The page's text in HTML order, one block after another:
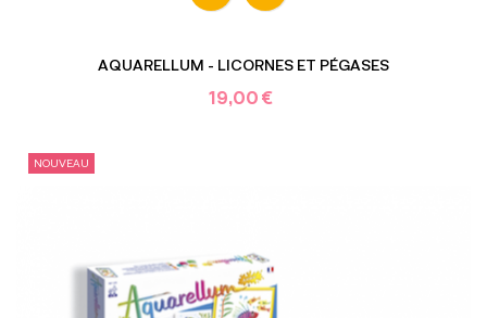
AQUARELLUM - LICORNES ET PÉGASES
19,00 €
NOUVEAU